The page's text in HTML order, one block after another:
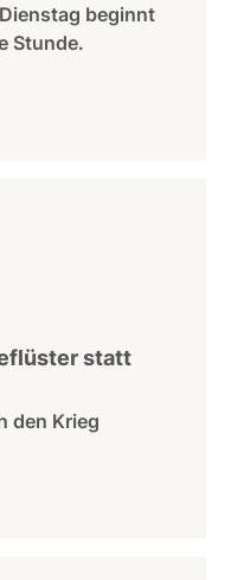
beginnt
Stunde.
statt
den Krieg